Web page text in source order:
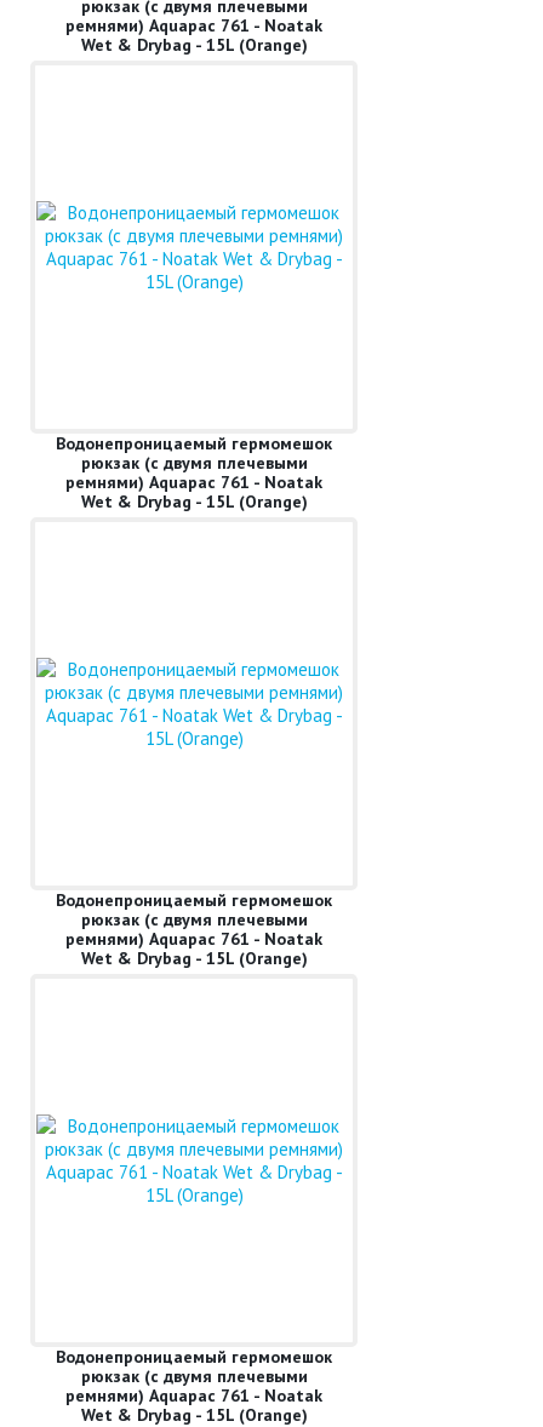
рюкзак (с двумя плечевыми
ремнями) Aquapac 761 - Noatak
Wet & Drybag - 15L (Orange)
Водонепроницаемый гермомешок
рюкзак (с двумя плечевыми
ремнями) Aquapac 761 - Noatak
Wet & Drybag - 15L (Orange)
Водонепроницаемый гермомешок
рюкзак (с двумя плечевыми
ремнями) Aquapac 761 - Noatak
Wet & Drybag - 15L (Orange)
Водонепроницаемый гермомешок
рюкзак (с двумя плечевыми
ремнями) Aquapac 761 - Noatak
Wet & Drybag - 15L (Orange)